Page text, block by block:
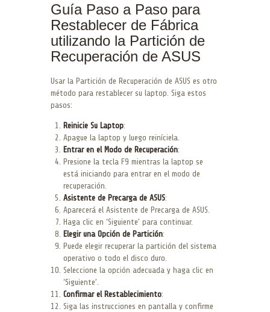
Guía Paso a Paso para
Restablecer de Fábrica
utilizando la Partición de
Recuperación de ASUS
Usar la Partición de Recuperación de ASUS es otro
método para restablecer su laptop. Siga estos
pasos:
Reinicie Su Laptop:
Apague la laptop y luego reiníciela.
Entrar en el Modo de Recuperación:
Presione la tecla F9 mientras la laptop se
está iniciando para entrar en el modo de
recuperación.
Asistente de Precarga de ASUS:
Aparecerá el Asistente de Precarga de ASUS.
Haga clic en ‘Siguiente’ para continuar.
Elegir una Opción de Partición:
Puede elegir recuperar la partición del sistema
operativo o todo el disco duro.
Seleccione la opción adecuada y haga clic en
‘Siguiente’.
Confirmar el Restablecimiento:
Siga las instrucciones en pantalla y confirme